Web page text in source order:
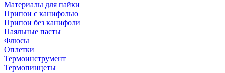
Материалы для пайки
Припои с канифолью
Припои без канифоли
Паяльные пасты
Флюсы
Оплетки
Термоинструмент
Термопинцеты